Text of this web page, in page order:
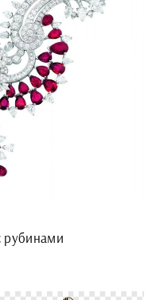
рубинами